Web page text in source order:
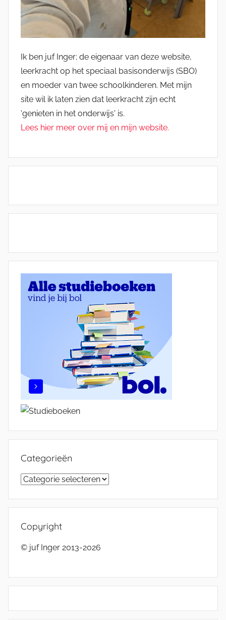
Ik ben juf Inger; de eigenaar van deze website,
leerkracht op het speciaal basisonderwijs (SBO)
en moeder van twee schoolkinderen. Met mijn
site wil ik laten zien dat leerkracht zijn echt
'genieten in het onderwijs' is.
Lees hier meer over mij en mijn website.
Categorieën
Categorieën
Copyright
© juf Inger 2013-2026